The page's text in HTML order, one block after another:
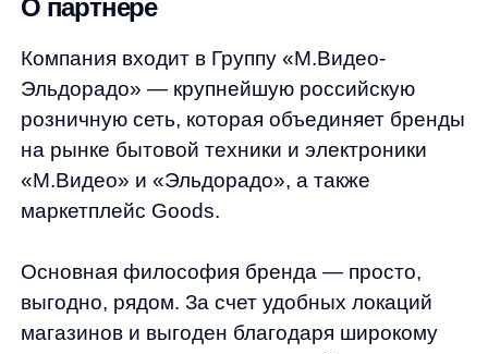
и насчитывает более 400 магазинов.
А благодаря нашим автоподсказкам принцип
«просто» поддерживать еще удобнее:)
Почему важно интегрировать
автоподсказки?
конверсией. Иногда пользователи могут
даже не переходить к основной выдаче, так
как уже в автоподсказках могут найти
нужный товар.